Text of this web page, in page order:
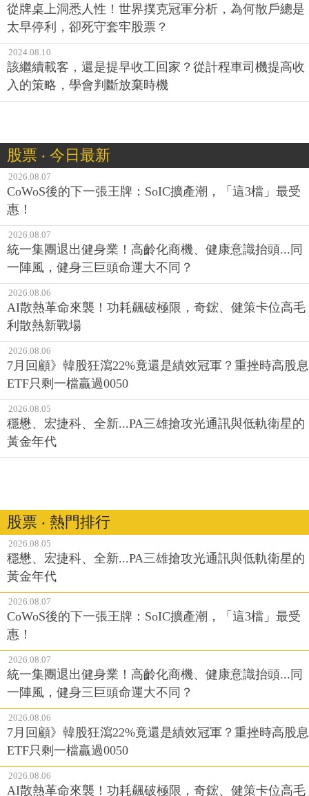
從牌桌上洞悉人性！世界撲克冠軍分析，為何散戶總是
太早停利，卻死守套牢股票？
2024.08.10
該繼續載客，還是提早收工回家？從計程車司機提高收
入的策略，學會判斷放棄時機
股票 ‧ 今日最新
2026.08.07
CoWoS後的下一張王牌：SoIC擴產潮，「這3檔」最受
惠！
2026.08.07
統一集團退出健身業！高齡化商機、健康意識抬頭...同
一陣風，健身三巨頭命運大不同？
2026.08.06
AI散熱革命來襲！功耗飆破極限，奇鋐、健策卡位高毛
利散熱新戰場
2026.08.06
7月回顧》韓股狂瀉22%竟還是績效冠軍？重挫時高股息
ETF只剩一檔贏過0050
2026.08.05
穩懋、宏捷科、全新...PA三雄搶攻光通訊與低軌衛星的
黃金年代
股票 ‧ 熱門排行
2026.08.05
穩懋、宏捷科、全新...PA三雄搶攻光通訊與低軌衛星的
黃金年代
2026.08.07
CoWoS後的下一張王牌：SoIC擴產潮，「這3檔」最受
惠！
2026.08.07
統一集團退出健身業！高齡化商機、健康意識抬頭...同
一陣風，健身三巨頭命運大不同？
2026.08.06
7月回顧》韓股狂瀉22%竟還是績效冠軍？重挫時高股息
ETF只剩一檔贏過0050
2026.08.06
AI散熱革命來襲！功耗飆破極限，奇鋐、健策卡位高毛